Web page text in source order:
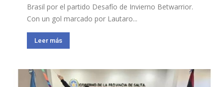
Brasil por el partido Desafío de Invierno Betwarrior.
Con un gol marcado por Lautaro...
Leer más